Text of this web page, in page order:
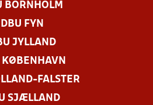
BORNHOLM
DBU FYN
JYLLAND
KØBENHAVN
FALSTER
SJÆLLAND